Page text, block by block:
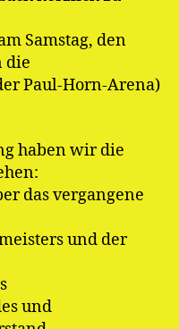
Samstag, den
die
Paul-Horn-Arena)
haben wir die
das vergangene
und der
und